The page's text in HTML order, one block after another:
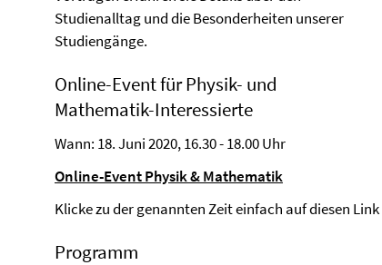
Studienalltag und die Besonderheiten unserer
Studiengänge.
Online-Event für Physik- und
Mathematik-Interessierte
Wann: 18. Juni 2020, 16.30 - 18.00 Uhr
Online-Event Physik & Mathematik
Klicke zu der genannten Zeit einfach auf diesen
Programm